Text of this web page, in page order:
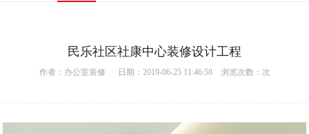
民乐社区社康中心装修设计工程
作者： 办公室装修 日期：2019-06-25 11:46:58 浏览次数： 次